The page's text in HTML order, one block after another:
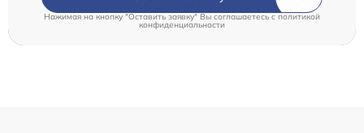
Нажимая на кнопку "Оставить заявку" Вы соглашаетесь cполитикой
конфиденциальности